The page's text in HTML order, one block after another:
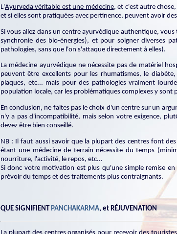
L'Ayurveda véritable est une médecine, et c'est autre
et si elles sont pratiquées avec pertinence, peuvent avoir
Si vous allez dans un centre ayurvédique authentique,
synchronie des bio-énergies), et pour soigner diverses
pathologies, sans que l'on s'attaque directement à elles).
La médecine ayurvédique ne nécessite pas de matériel
peuvent être excellents pour les rhumatismes, le
plaques, etc... mais pour des pathologies vraiment
population locale, car les problématiques complexes y sont
En conclusion, ne faites pas le choix d'un centre sur un
n'y a pas d'incompatibilité, mais selon votre exigence,
devez être bien conseillé.
NB : Il faut aussi savoir que la plupart des centres font
étant une médecine de terrain nécessite du temps
nourriture, l'activité, le repos, etc...
Si donc votre motivation est plus qu'une simple remise
prévoir du temps et des traitements plus contraignants.
QUE SIGNIFIENT PANCHAKARMA, et RÉJUVENATION